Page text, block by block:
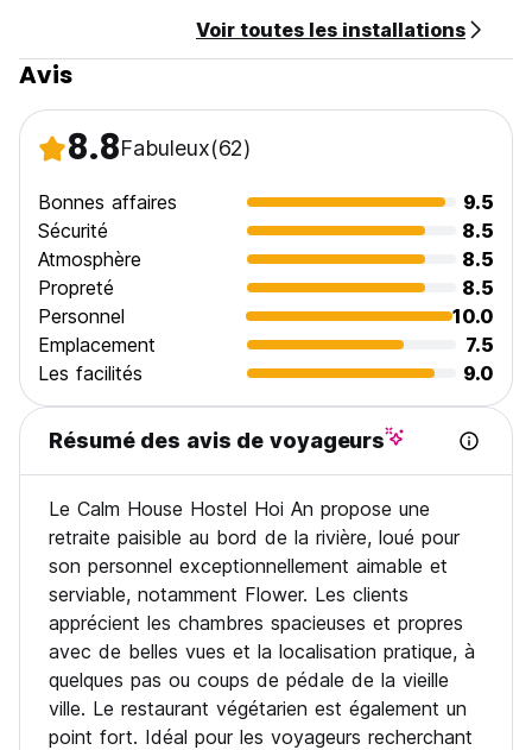
(2) Aucune restriction d'âge mais les enfants doivent
réserver avec leurs parents/tuteurs dans la chambre privée
(3) Les lits bébé et les lits d'appoint ne sont pas
10. Les animaux ne sont pas autorisés
11. Horaires d'ouverture de la réception : 24 heures (Auto-
Voir toutes les installations
Avis
8.8Fabuleux(62)
Bonnes affaires
9.5
Sécurité
8.5
Atmosphère
8.5
Propreté
8.5
Personnel
10.0
Emplacement
7.5
Les facilités
9.0
Résumé des avis de voyageurs
Le Calm House Hostel Hoi An propose une
retraite paisible au bord de la rivière, loué pour
son personnel exceptionnellement aimable et
serviable, notamment Flower. Les clients
apprécient les chambres spacieuses et propres
avec de belles vues et la localisation pratique, à
quelques pas ou coups de pédale de la vieille
ville. Le restaurant végétarien est également un
point fort. Idéal pour les voyageurs recherchant